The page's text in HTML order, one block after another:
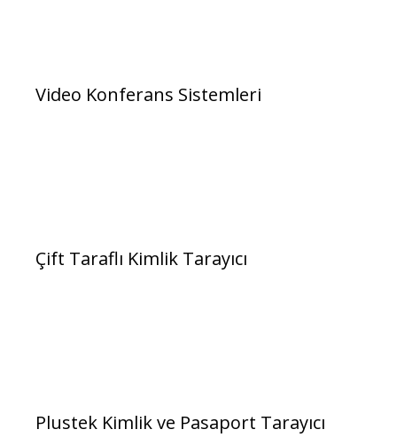
Video Konferans Sistemleri
Çift Taraflı Kimlik Tarayıcı
Plustek Kimlik ve Pasaport Tarayıcı